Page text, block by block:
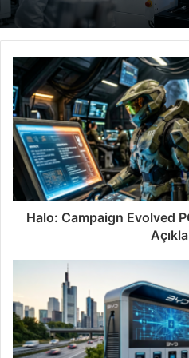
Halo: Campaign Evolved